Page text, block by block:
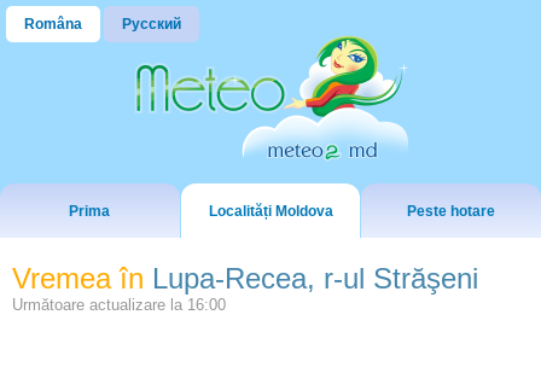
Româna Русский
Prima Localități Moldova Peste hotare
Vremea în Lupa-Recea, r-ul Străşeni
Următoare actualizare la 16:00